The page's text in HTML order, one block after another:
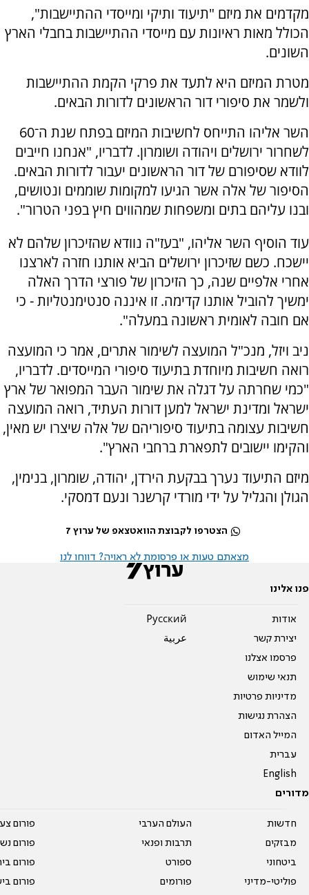
מקדמים את מיזם "תיעוד ותיקי ומייסדי ההתיישבות",
הכולל מאות ראיונות עם מייסדי ההתיישבות בחבלי הארץ
השונים.
מטרת המיזם היא לתעד את פרקי הקמת ההתיישבות
ולשמר את סיפורי דור הראשונים לדורות הבאים.
השר אליהו התייחס לחשיבות המיזם בפתח שנת ה־60
לשחרור ירושלים ויהודה ושומרון. לדבריו, "אנחנו חייבים
לוודא שסיפורם של דור הראשונים יעבור לדורות הבאים.
הסיפור של אלה אשר הגיעו למקומות שוממים ונטושים,
ובנו עליהם בתים ומשפחות שמהווים חיץ בפני הטרור".
עוד הוסיף השר אליהו, "בעז"ה נוודא שהזיכרון שלהם לא
יישכח. כשם שזיכרון ירושלים הביא אותנו חזרה לארצנו
אחרי אלפיים שנה, כך הזיכרון של פורצי הדרך האלה
ימשיך להוביל אותנו קדימה. זו איננה סנטימנטליות - כי
אם חובה לאומית ראשונה במעלה".
ניב ויזל, מנכ"ל המועצה לשימור אתרים, אמר כי המועצה
רואה חשיבות מיוחדת בתיעוד סיפורי המייסדים. לדבריו,
"כמי שחרתה על דגלה את שימור העבר המפואר של ארץ
ישראל ומדינת ישראל למען דורות העתיד, רואה המועצה
חשיבות עצומה בתיעוד סיפוריהם של אלה שיצרו יש מאין,
והקימו יישובים לתפארת ברחבי הארץ".
מיזם התיעוד נערך בבקעת הירדן, יהודה, שומרון, בנימין,
הגולן והגליל על ידי מורדי קרשנר ונעם דמסקי.
הצטרפו לקבוצת הוואטצאפ של ערוץ 7
מצאתם טעות או פרסומת לא ראויה? דווחו לנו
פנו אלינו
אודות
יצירת קשר
פרסמו אצלנו
תנאי שימוש
מדיניות פרטיות
הצהרת נגישות
המייל האדום
עברית
English
Pусский
عربية
מדורים
חדשות
מבזקים
ביטחוני
פוליטי-מדיני
העולם הערבי
תרבות ופנאי
ספורט
פורומים
פורום
פורום
פורום
פורום